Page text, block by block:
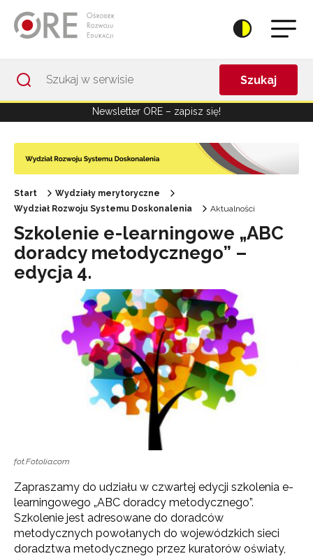
Szukaj
Newsletter ORE – zapisz się!
Start
Wydziały merytoryczne
Wydział Rozwoju Systemu Doskonalenia
Aktualności
Szkolenie e-learningowe „ABC
doradcy metodycznego” –
edycja 4.
fot.Fotolia.com
Zapraszamy do udziału w czwartej edycji szkolenia e-
learningowego „ABC doradcy metodycznego”.
Szkolenie jest adresowane do doradców
metodycznych powołanych do wojewódzkich sieci
doradztwa metodycznego przez kuratorów oświaty,